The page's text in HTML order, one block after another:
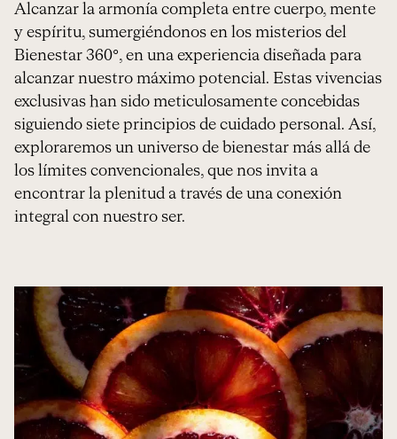
Alcanzar la armonía completa entre cuerpo, mente
y espíritu, sumergiéndonos en los misterios del
Bienestar 360°, en una experiencia diseñada para
alcanzar nuestro máximo potencial. Estas vivencias
exclusivas han sido meticulosamente concebidas
siguiendo siete principios de cuidado personal. Así,
exploraremos un universo de bienestar más allá de
los límites convencionales, que nos invita a
encontrar la plenitud a través de una conexión
integral con nuestro ser.